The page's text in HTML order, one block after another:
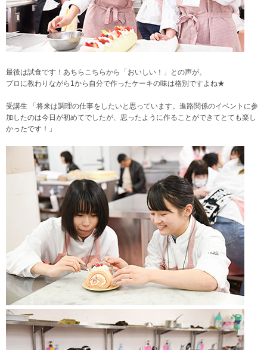
最後は試食です！あちらこちらから「おいしい！」との声が。
プロに教わりながら1から自分で作ったケーキの味は格別ですよね★
受講生 「将来は調理の仕事をしたいと思っています。進路関係のイベントに参
加したのは今日が初めてでしたが、思ったように作ることができてとても楽し
かったです！」